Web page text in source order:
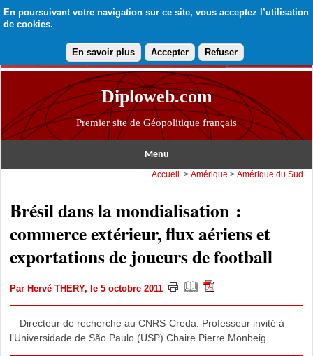
En poursuivant votre navigation sur ce site, vous acceptez l’utilisation
de cookies.
En savoir plus Accepter Refuser
Diploweb.com
Premier site de Géopolitique français
Menu
Accueil >Amérique >Amérique du Sud
Brésil dans la mondialisation :
commerce extérieur, flux aériens et
exportations de joueurs de football
Par Hervé THERY, le 5 octobre 2011
Directeur de recherche au CNRS-Creda. Professeur invité à
l’Universidade de São Paulo (USP) Chaire Pierre Monbeig